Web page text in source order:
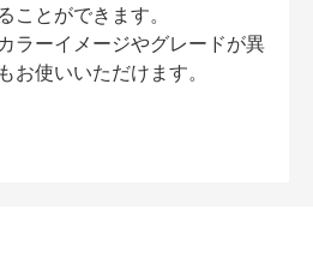
ことができます。
ラーイメージやグレードが異
お使いいただけます。